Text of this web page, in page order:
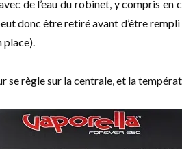
de l’eau du robinet, y compris
donc être retiré avant d’être
place).
se règle sur la centrale, et la